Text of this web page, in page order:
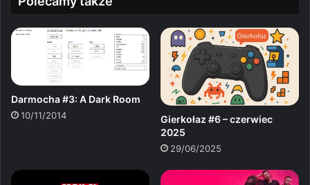
Darmocha #3: A Dark Room
10/11/2014
Gierkołaz #6 – czerwiec
2025
29/06/2025